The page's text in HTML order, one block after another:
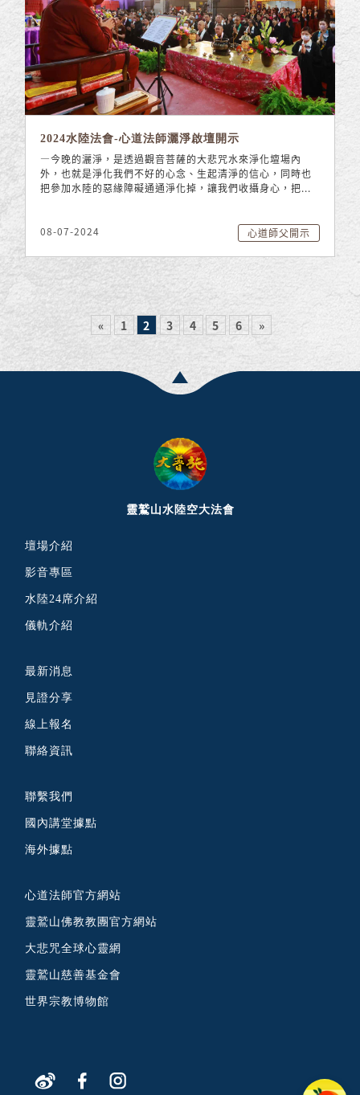
2024水陸法會-心道法師灑淨啟壇開示
—今晚的灑淨，是透過觀音菩薩的大悲咒水來淨化壇場內
外，也就是淨化我們不好的心念、生起清淨的信心，同時也
把參加水陸的惡緣障礙通通淨化掉，讓我們收攝身心，把...
08-07-2024 心道師父開示
« 1 2 3 4 5 6 »
靈鷲山水陸空大法會
壇場介紹
影音專區
水陸24席介紹
儀軌介紹
最新消息
見證分享
線上報名
聯絡資訊
聯繫我們
國內講堂據點
海外據點
心道法師官方網站
靈鷲山佛教教團官方網站
大悲咒全球心靈網
靈鷲山慈善基金會
世界宗教博物館